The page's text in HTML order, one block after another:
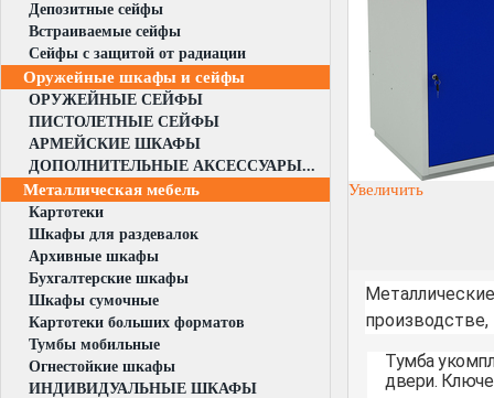
Депозитные сейфы
Встраиваемые сейфы
Сейфы с защитой от радиации
Оружейные шкафы и сейфы
ОРУЖЕЙНЫЕ СЕЙФЫ
ПИСТОЛЕТНЫЕ СЕЙФЫ
АРМЕЙСКИЕ ШКАФЫ
ДОПОЛНИТЕЛЬНЫЕ АКСЕССУАРЫ...
Металлическая мебель
Картотеки
Шкафы для раздевалок
Архивные шкафы
Бухгалтерские шкафы
Шкафы сумочные
Картотеки больших форматов
Тумбы мобильные
Огнестойкие шкафы
ИНДИВИДУАЛЬНЫЕ ШКАФЫ
Увеличить
производстве,
Тумба
двери.